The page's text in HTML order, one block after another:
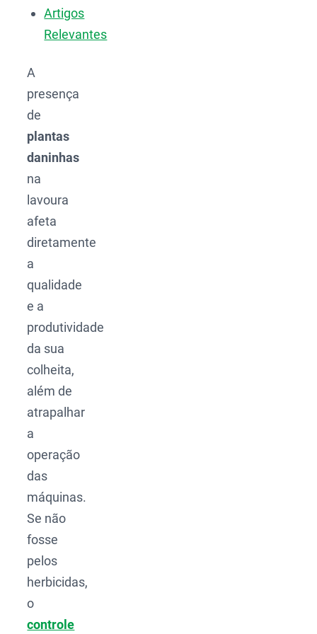
Artigos
Relevantes
A
presença
de
plantas
daninhas
na
lavoura
afeta
diretamente
a
qualidade
e a
produtividade
da sua
colheita,
além de
atrapalhar
a
operação
das
máquinas.
Se não
fosse
pelos
herbicidas,
o
controle